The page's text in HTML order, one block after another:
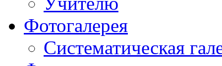
Фотогалерея
Систематическая